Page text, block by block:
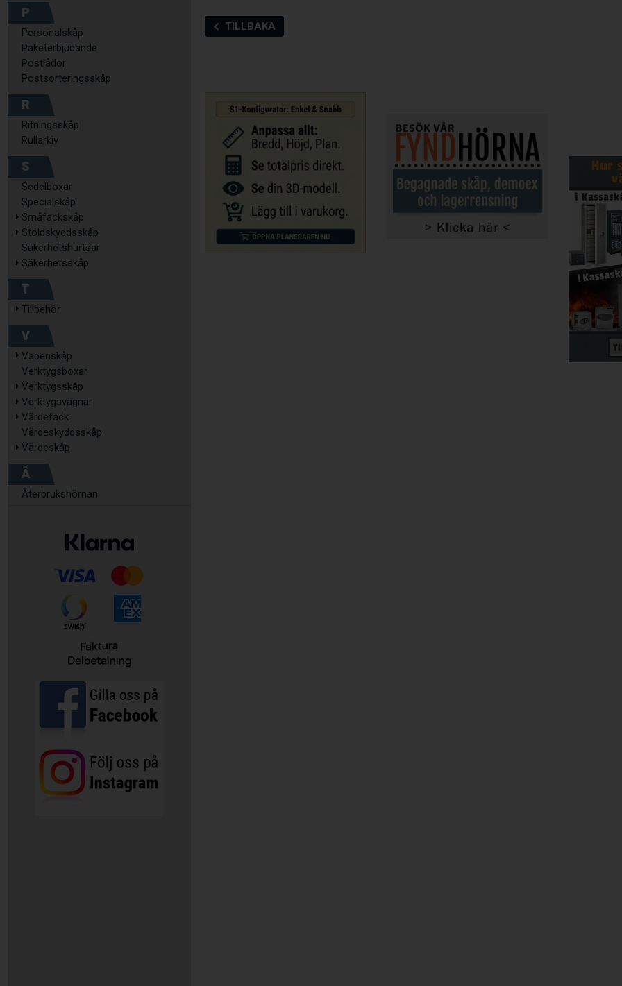
P
Personalskåp
Paketerbjudande
Postlådor
Postsorteringsskåp
R
Ritningsskåp
Rullarkiv
S
Sedelboxar
Specialskåp
Småfackskåp
Stöldskyddsskåp
Säkerhetshurtsar
Säkerhetsskåp
T
Tillbehör
V
Vapenskåp
Verktygsboxar
Verktygsskåp
Verktygsvagnar
Värdefack
Värdeskyddsskåp
Värdeskåp
Å
Återbrukshörnan
TILLBAKA